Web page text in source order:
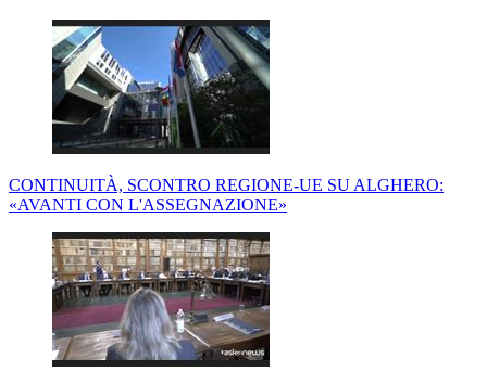
CONTINUITÀ, SCONTRO REGIONE-UE SU ALGHERO:
«AVANTI CON L'ASSEGNAZIONE»